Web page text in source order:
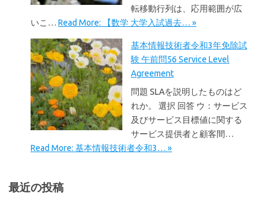
転移動行列は、応用範囲が広
いこ… Read More: 【数学 大学入試過去… »
基本情報技術者令和3年免除試
験 午前問56 Service Level
Agreement
問題 SLAを説明したものはど
れか。 選択 回答 ウ：サービス
及びサービス目標値に関する
サービス提供者と顧客間…
Read More: 基本情報技術者令和3… »
最近の投稿